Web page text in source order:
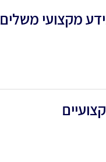
מקצועי משלים